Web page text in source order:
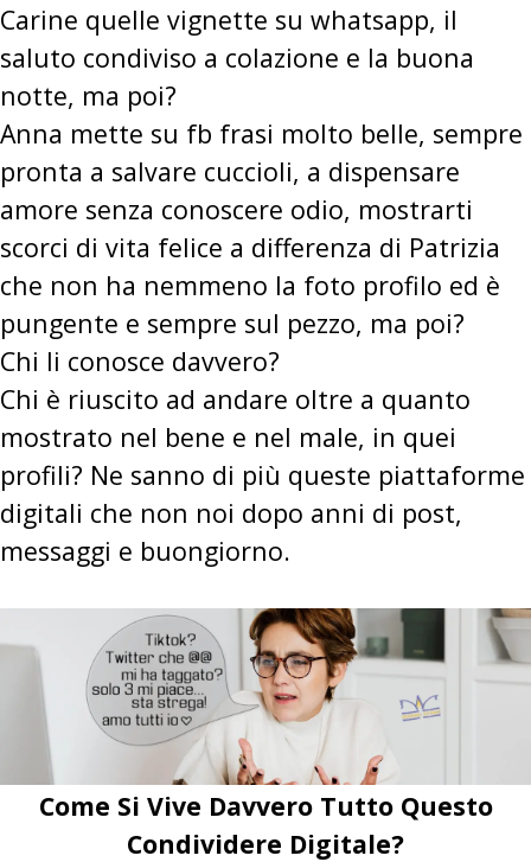
Carine quelle vignette su whatsapp, il
saluto condiviso a colazione e la buona
notte, ma poi?
Anna mette su fb frasi molto belle, sempre
pronta a salvare cuccioli, a dispensare
amore senza conoscere odio, mostrarti
scorci di vita felice a differenza di Patrizia
che non ha nemmeno la foto profilo ed è
pungente e sempre sul pezzo, ma poi?
Chi li conosce davvero?
Chi è riuscito ad andare oltre a quanto
mostrato nel bene e nel male, in quei
profili? Ne sanno di più queste piattaforme
digitali che non noi dopo anni di post,
messaggi e buongiorno.
Come Si Vive Davvero Tutto Questo
Condividere Digitale?